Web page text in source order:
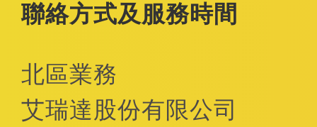
聯絡方式及服務時間
北區業務
艾瑞達股份有限公司